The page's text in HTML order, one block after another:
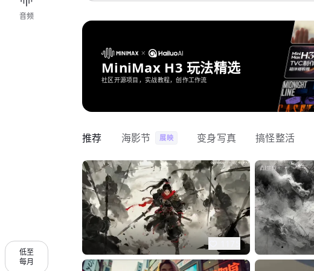
音频
低至
每月
MiniMax H3 玩法精选
社区开源项目，实战教程，创作工作流
推荐 海影节 展映 变身写真 搞怪整活